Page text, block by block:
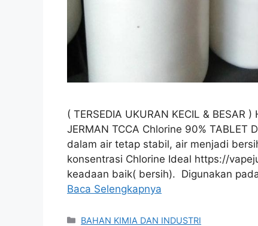
( TERSEDIA UKURAN KECIL & BESAR
JERMAN TCCA Chlorine 90%
dalam air tetap stabil, air menjadi
konsentrasi Chlorine Ideal https://
keadaan baik( bersih). Digunakan
Baca Selengkapnya
Kategori
BAHAN KIMIA DAN INDUSTRI